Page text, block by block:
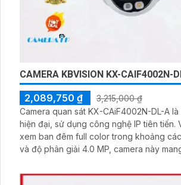
CAMERA KBVISION KX-CAIF4002N-
2,089,750 ₫
3,215,000 ₫
Camera quan sát KX-CAiF4002N-DL-A là
hiện đại, sử dụng công nghệ IP tiên tiến. Với khả năng
xem ban đêm full color trong khoảng
và độ phân giải 4.0 MP, camera này
và giám sát mọi hoạt động trong ngày và